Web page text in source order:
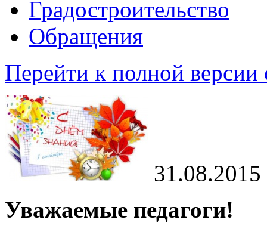
Градостроительство
Обращения
Перейти к полной версии
31.08.2015
Уважаемые педагоги!